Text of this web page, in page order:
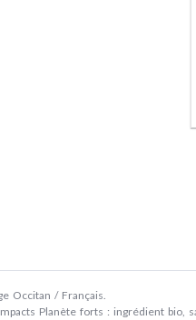
Occitan / Français.
Planète forts : ingrédient bio,